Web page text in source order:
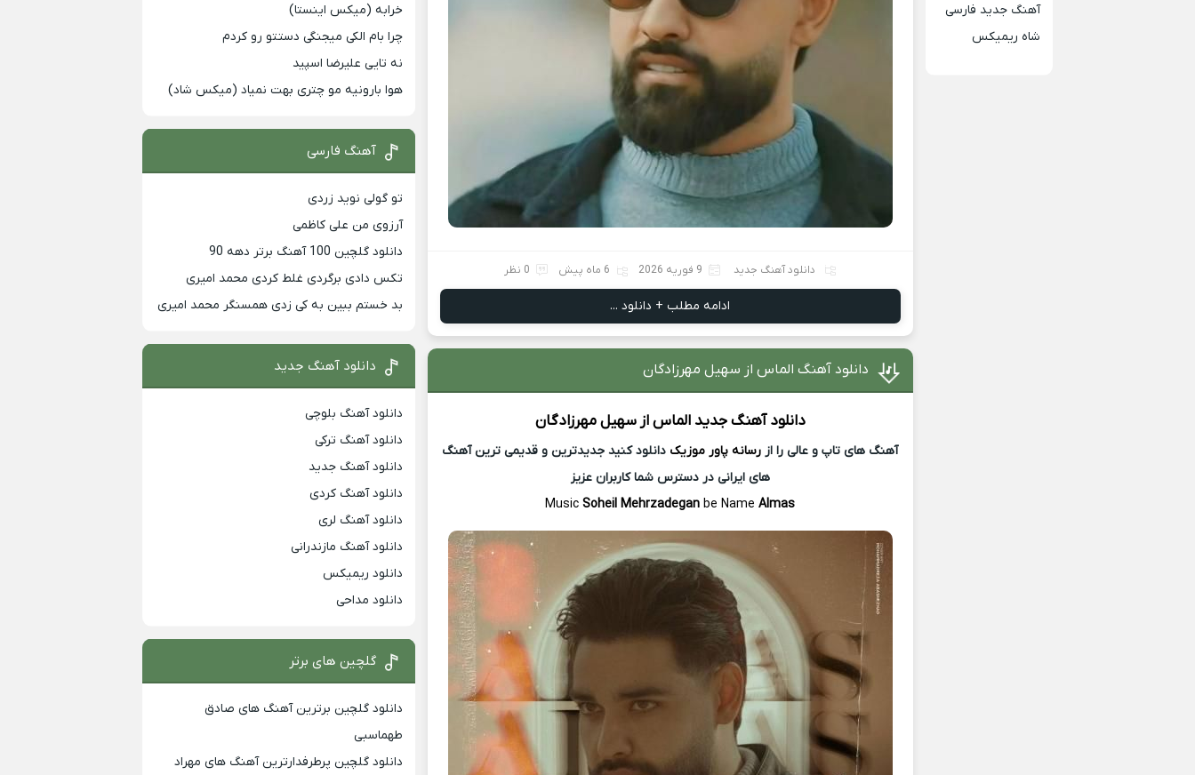
دانلود آهنگ جدید 9 فوریه 2026 6 ماه پیش 0 نظر
ادامه مطلب + دانلود ...
دانلود آهنگ الماس از سهیل مهرزادگان
دانلود آهنگ جدید الماس ازسهیل مهرزادگان
آهنگ های تاپ و عالی را از رسانه پاور موزیک دانلود کنید جدیدترین و قدیمی ترین آهنگ
های ایرانی در دسترس شما کاربران عزیز
Music Soheil Mehrzadeganbe Name Almas
آهنگ جدید فارسی
شاه ریمیکس
خرابه (میکس اینستا)
چرا بام الکی میجنگی دستتو رو کردم
نه تایی علیرضا اسپید
هوا بارونیه مو چتری بهت نمیاد (میکس شاد)
آهنگ فارسی
تو گولی نوید زردی
آرزوی من علی کاظمی
دانلود گلچین 100 آهنگ برتر دهه 90
تکس دادی برگردی غلط کردی محمد امیری
بد خستم ببین به کی زدی همسنگر محمد امیری
دانلود آهنگ جدید
دانلود آهنگ بلوچی
دانلود آهنگ ترکی
دانلود آهنگ جدید
دانلود آهنگ کردی
دانلود آهنگ لری
دانلود آهنگ مازندرانی
دانلود ریمیکس
دانلود مداحی
گلچین های برتر
دانلود گلچین برترین آهنگ های صادق
طهماسبی
دانلود گلچین پرطرفدارترین آهنگ های مهراد